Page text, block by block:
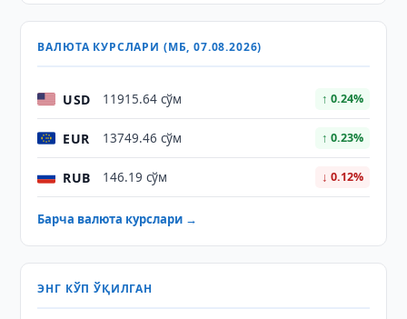
ВАЛЮТА КУРСЛАРИ (МБ, 07.08.2026)
USD 11915.64 сўм ↑ 0.24%
EUR 13749.46 сўм ↑ 0.23%
RUB 146.19 сўм ↓ 0.12%
Барча валюта курслари →
ЭНГ КЎП ЎҚИЛГАН